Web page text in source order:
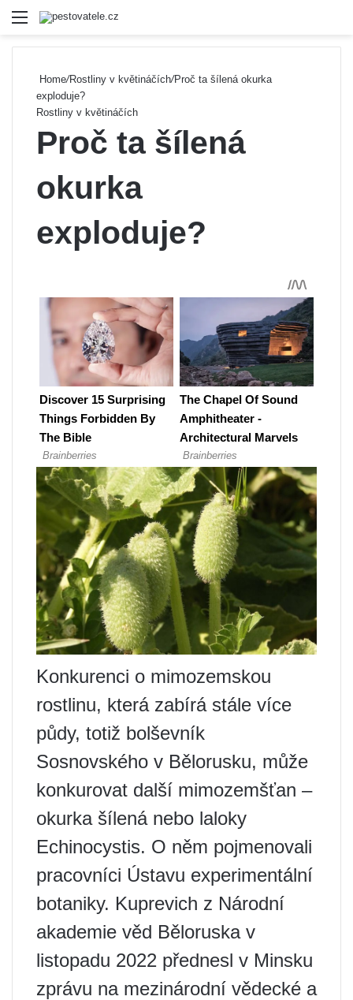
Menu
Home/Rostliny v květináčích/Proč ta šílená okurka
exploduje?
Rostliny v květináčích
Proč ta šílená
okurka
exploduje?
Konkurenci o mimozemskou
rostlinu, která zabírá stále více
půdy, totiž bolševník
Sosnovského v Bělorusku, může
konkurovat další mimozemšťan –
okurka šílená nebo laloky
Echinocystis. O něm pojmenovali
pracovníci Ústavu experimentální
botaniky. Kuprevich z Národní
akademie věd Běloruska v
listopadu 2022 přednesl v Minsku
zprávu na mezinárodní vědecké a